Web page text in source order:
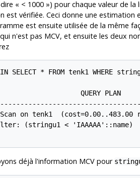
« < 1000») pour chaque valeur de la
est vérifiée. Ceci donne une
est ensuite utilisée de la même
n'est pas MCV, et ensuite les deux
SELECT * FROM tenk1 WHERE
QUERY PLAN
on tenk1  (cost=0.00..483.00
(stringu1 < 'IAAAAA'::name)
déjà l'information MCV pour